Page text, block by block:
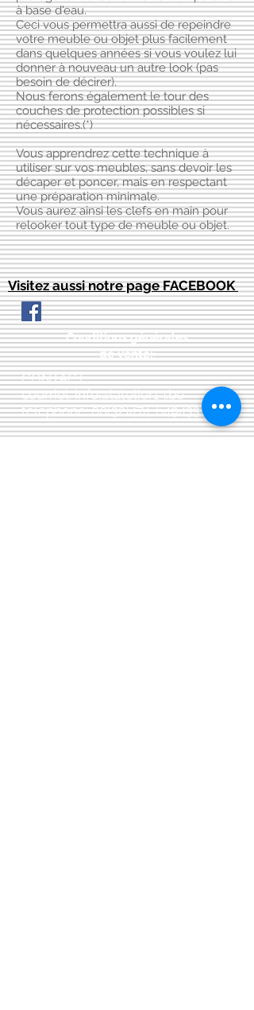
à base d'eau.
Ceci vous permettra aussi de repeindre
votre meuble ou objet plus facilement
dans quelques années si vous voulez lui
donner à nouveau un autre look (pas
besoin de décirer).
Nous ferons également le tour des
couches de protection possibles si
nécessaires.(*)
Vous apprendrez cette technique à
utiliser sur vos meubles, sans devoir les
décaper et poncer, mais en respectant
une préparation minimale.
Vous aurez ainsi les clefs en main pour
relooker tout type de meuble ou objet.
Visitez aussi notre page FACEBOOK
Conditions générales
de vente::
CONTACT:
courriel:info@latelier13.be
téléphone:00(32)474-649433